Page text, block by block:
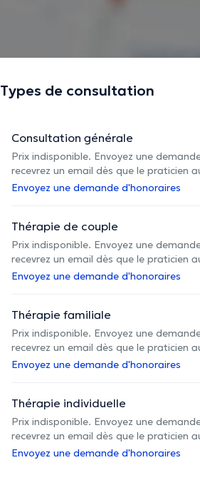
Types de consultation
Consultation générale
Prix indisponible. Envoyez une
recevrez un email dès que le praticien
Envoyez une demande d'honoraires
Thérapie de couple
Prix indisponible. Envoyez une
recevrez un email dès que le praticien
Envoyez une demande d'honoraires
Thérapie familiale
Prix indisponible. Envoyez une
recevrez un email dès que le praticien
Envoyez une demande d'honoraires
Thérapie individuelle
Prix indisponible. Envoyez une
recevrez un email dès que le praticien
Envoyez une demande d'honoraires